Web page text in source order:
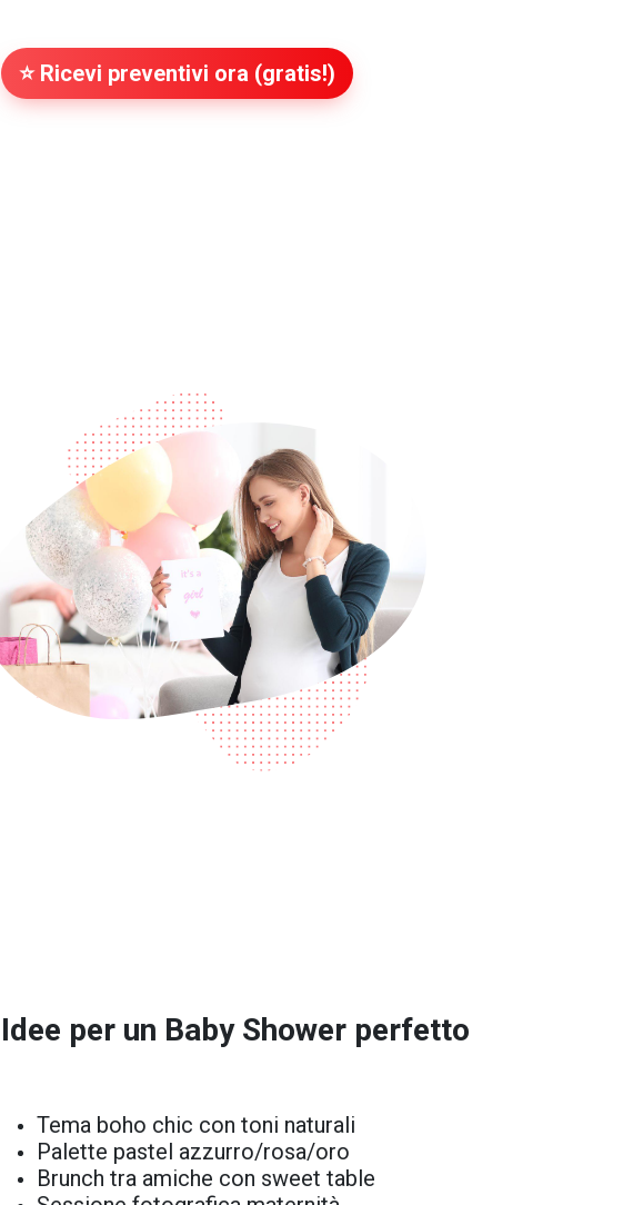
⭐ Ricevi preventivi ora (gratis!)
Idee per un Baby Showerperfetto
Tema boho chic con toni naturali
Palette pastel azzurro/rosa/oro
Brunch tra amiche con sweet table